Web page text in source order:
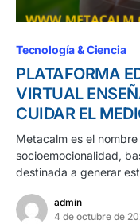
Tecnología & Ciencia
PLATAFORMA
VIRTUAL
CUIDAR EL
Metacalm es el
socioemocionalidad,
destinada a generar
admin
4 de octubre de